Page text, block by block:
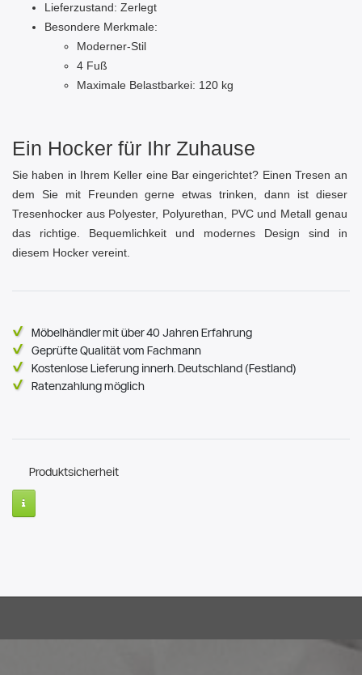
Lieferzustand: Zerlegt
Besondere Merkmale:
Moderner-Stil
4 Fuß
Maximale Belastbarkei: 120 kg
Ein Hocker für Ihr Zuhause
Sie haben in Ihrem Keller eine Bar eingerichtet? Einen Tresen an
dem Sie mit Freunden gerne etwas trinken, dann ist dieser
Tresenhocker aus Polyester, Polyurethan, PVC und Metall genau
das richtige. Bequemlichkeit und modernes Design sind in
diesem Hocker vereint.
Möbelhändler mit über 40 Jahren Erfahrung
Geprüfte Qualität vom Fachmann
Kostenlose Lieferung innerh. Deutschland (Festland)
Ratenzahlung möglich
Produktsicherheit